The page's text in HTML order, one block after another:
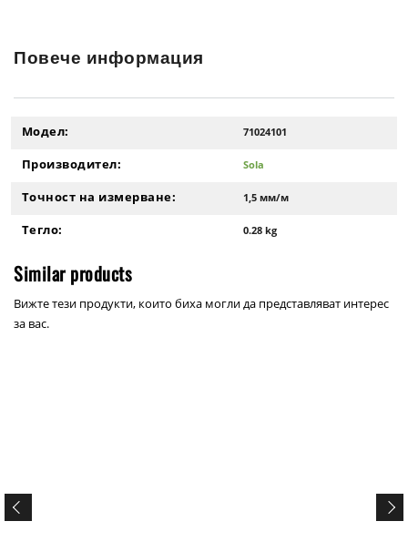
Повече информация
Модел: 71024101
Производител: Sola
Точност на измерване: 1,5 мм/м
Тегло: 0.28 kg
Similar products
Вижте тези продукти, които биха могли да представляват интерес
за вас.